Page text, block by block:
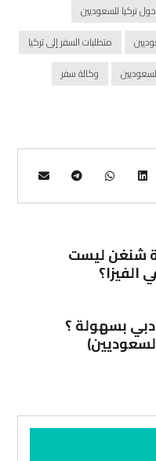
تركيا للسعوديين
متطلبات السفر إلى تركيا
وكالة سفر
شنغن ليست
الفيزا؟
بسهولة ؟